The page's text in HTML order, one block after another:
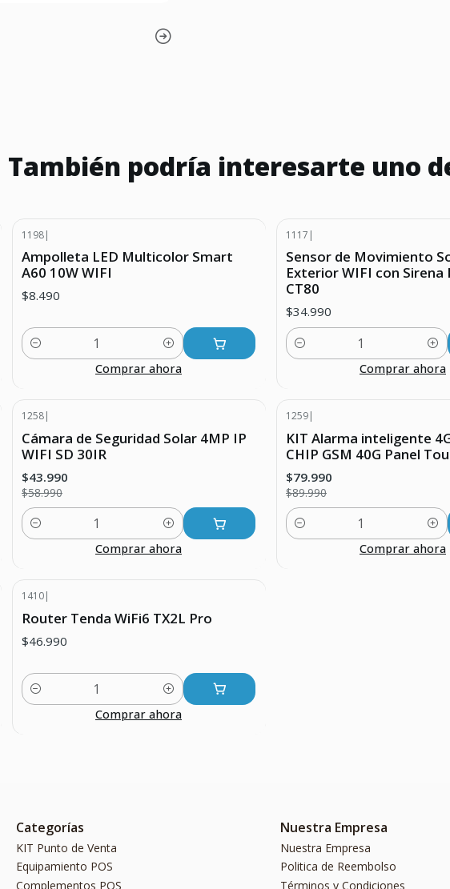
También podría interesarte uno
1198|
Ampolleta LED Multicolor Smart
A60 10W WIFI
$8.490
Cantidad
Comprar ahora
1117 |
Sensor de Movimiento
Exterior WIFI con Sirena
CT80
$34.990
Cantidad
Comprar ahora
1258|
Cámara de Seguridad Solar 4MP IP
WIFI SD 30IR
$43.990
$58.990
Cantidad
Comprar ahora
1259|
KIT Alarma inteligente
CHIP GSM 40G Panel
$79.990
$89.990
Cantidad
Comprar ahora
1410|
Router Tenda WiFi6 TX2L Pro
$46.990
Cantidad
Comprar ahora
Categorías
KIT Punto de Venta
Equipamiento POS
Complementos POS
Nuestra Empresa
Nuestra Empresa
Politica de Reembolso
Términos y Condiciones